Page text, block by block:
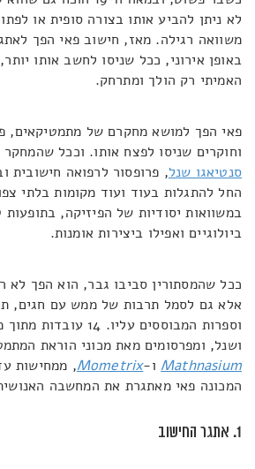
לא ניתן להביע אותו בצורה סופית או
משוואה רגילה. מאז, חישוב פאי הפך
באופן אירוני, ככל שניסו לחשב אותו
האמיתי רק הולך ומתרחק.
פאי הפך למושא מחקרם של מתמטיקאים,
וחוקרים שניסו לפצח אותו. וככל
סנטיאגו שנל, פרופסור לרפואה חישובית
החל להתגלות בעוד ועוד מקומות בלתי
במשוואות יסודיות של הפיזיקה,
ביולוגיים ואפילו ביצירות אומנות.
ככל שהמסתורין סביבו גבר, הוא הפך לא
אלא גם לסמל תרבות של ממש עם חגים,
וספרות המבוססים
ושנל, ומפרסומים מאת מכוני הוראת
Mathnasium ו-Mometrix, ממחישות
המכונה פאי מאתגרת את המחשבה
1. אתגר החישוב